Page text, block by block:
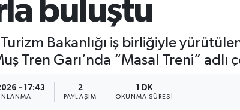
buluştu
Bakanlığı iş birliğiyle
Tren Garı’nda “Masal Treni”
- 17:43 2
PAYLAŞIM
1 DK
OKUNMA SÜRESI
ve Fikstür